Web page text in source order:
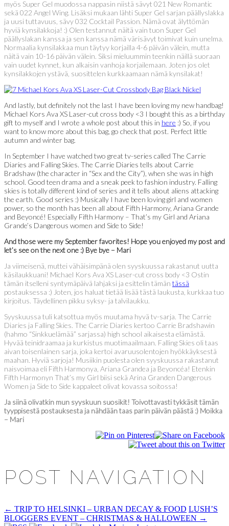
myös Super Gel muodossa nappasin niistä sävyt 021 New Romantic
sekä 022 Angel Wing. Lisäksi mukaan lähti Super Gel sarjan päällyslakka
ja uusi tuttavuus, sävy 032 Cocktail Passion. Nämä ovat älyttömän
hyviä kynsilakkoja! :) Olen testannut näitä vain tuon Super Gel
päällyslakan kanssa ja sen kanssa nämä värisävyt toimivat kuin unelma.
Normaalia kynsilakkaa mun täytyy korjailla 4-6 päivän välein, mutta
näitä vain 10-16 päivän välein. Siksi mieluummin teenkin näillä suoraan
vain uudet kynnet, kun alkaisin vanhoja korjailemaan. Joten jos olet
kynsilakkojen ystävä, suosittelen kurkkaamaan nämä kynsilakat!
And lastly, but definitely not the last I have been loving my new handbag!
Michael Kors Ava XS Laser-cut cross body <3 I bought this as a birthday
gift to myself and I wrote a whole post about this in here :) So, if you
want to know more about this bag, go check that post. Perfect little
autumn and winter bag.
In September I have watched two great tv-series called The Carrie
Diaries and Falling Skies. The Carrie Diaries tells about Carrie
Bradshaw (the character in “Sex and the City”), when she was in high
school. Good teen drama and a sneak peek to fashion industry. Falling
skies is totally different kind of series and it tells about aliens attacking
the earth. Good series :) Musically I have been loving girl and women
power, so the month has been all about Fifth Harmony, Ariana Grande
and Beyoncé! Especially Fifth Harmony – That’s my Girl and Ariana
Grande’s Dangerous women and Side to Side!
And those were my September favorites! Hope you enjoyed my post and
let’s see on the next one :) Bye bye – Mari
Ja viimeisenä, muttei vähäisimpänä olen syyskuussa rakastanut uutta
käsilaukkuani! Michael Kors Ava XS Laser-cut cross body <3 Ostin
tämän itselleni syntymäpäivä lahjaksi ja esittelin tämän tässä
postauksessa :) Joten, jos haluat tietää lisää tästä laukusta, kurkkaa tuo
kirjoitus. Täydellinen pikku syksy- ja talvilaukku.
Syyskuussa tuli katsottua myös muutama hyvä tv-sarja. The Carrie
Diaries ja Falling Skies. The Carrie Diaries kertoo Carrie Bradshawin
(hahmo “Sinkkuelämää” sarjassa) high school aikaisesta elämästä.
Hyvää teinidraamaa ja kurkistus muotimaailmaan. Falling Skies oli taas
aivan toisenlainen sarja, joka kertoi avaruusolentojen hyökkäyksestä
maahan. Hyviä sarjoja! Musiikin puolesta olen syyskuussa rakastanut
naisvoimaa eli Fifth Harmonya, Ariana Grandea ja Beyoncéa! Etenkin
Fifth Harmonyn That’s my Girl biisi sekä Arina Granden Dangerous
Women ja Side to Side kappaleet olivat kovassa soitossa!
Ja siinä olivatkin mun syyskuun suosikit! Toivottavasti tykkäsit tämän
tyyppisestä postauksesta ja nähdään taas parin päivän päästä :) Moikka
– Mari
POST NAVIGATION
← TRIP TO HELSINKI – URBAN DECAY & FOOD LUSH’S
BLOGGERS EVENT – CHRISTMAS & HALLOWEEN →